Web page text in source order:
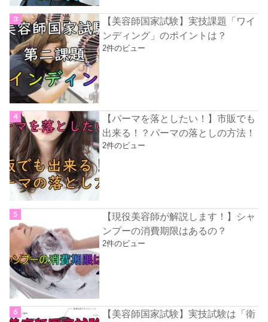
【美容師国家試験】実技課題「ワイ
ンディング」のポイントは？
2件のビュー
【パーマを落としたい！】市販でも
出来る！？パーマの落としの方法！
2件のビュー
【現役美容師が解説します！】シャ
ンプーの消費期限はあるの？
2件のビュー
【美容師国家試験】実技試験は「衛